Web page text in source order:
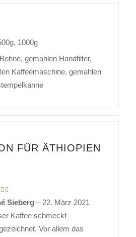
1000g
gemahlen Handfilter,
Kaffeemaschine, gemahlen
FÜR ÄTHIOPIEN
5 Sieberg – 22. März 2021
Kaffee schmeckt
Vor allem das